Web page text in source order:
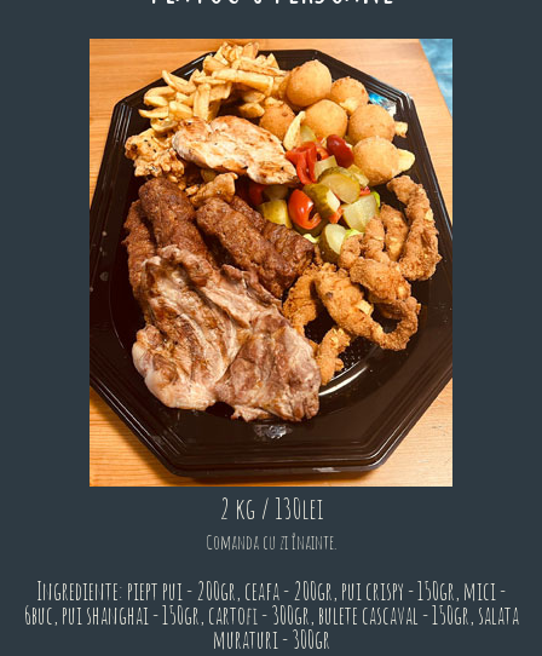
2 kg / 130lei
Comanda cu zi înainte.
Ingrediente: piept pui - 200gr, ceafa - 200gr, pui crispy - 150gr, mici -
6buc, pui shanghai - 150gr, cartofi - 300gr, bulete cascaval - 150gr, salata
muraturi - 300gr